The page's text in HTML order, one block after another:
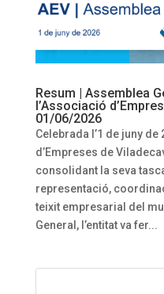
Resum | Assemblea
l’Associació
01/06/2026
Celebrada l’1 de juny de
d’Empreses de
consolidant la seva
representació,
teixit empresarial del
General, l’entitat va fer...